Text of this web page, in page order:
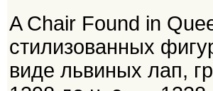
A Chair Found in
стилизованных
виде львиных лап,